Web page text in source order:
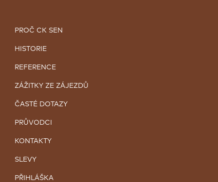
PROČ CK SEN
HISTORIE
REFERENCE
ZÁŽITKY ZE ZÁJEZDŮ
ČASTÉ DOTAZY
PRŮVODCI
KONTAKTY
SLEVY
PŘIHLÁŠKA